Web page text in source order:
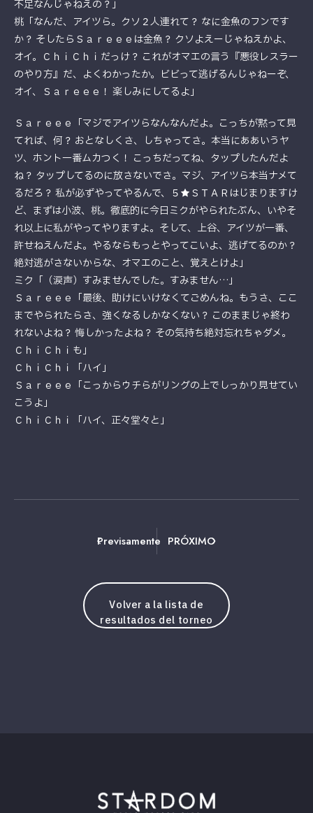
不足なんじゃねえの？」
桃「なんだ、アイツら。クソ２人連れて？ なに金魚のフンです
か？ そしたらＳａｒｅｅｅは金魚？ クソよえーじゃねえかよ、
オイ。ＣｈｉＣｈｉだっけ？ これがオマエの言う『悪役レスラー
のやり方』だ、よくわかったか。ビビって逃げるんじゃねーぞ、
オイ、Ｓａｒｅｅｅ！ 楽しみにしてるよ」
Ｓａｒｅｅｅ「マジでアイツらなんなんだよ。こっちが黙って見
てれば、何？ おとなしくさ、しちゃってさ。本当にああいうヤ
ツ、ホント一番ムカつく！ こっちだってね、タップしたんだよ
ね？ タップしてるのに放さないでさ。マジ、アイツら本当ナメて
るだろ？ 私が必ずやってやるんで、５★ＳＴＡＲはじまりますけ
ど、まずは小波、桃。徹底的に今日ミクがやられたぶん、いやそ
れ以上に私がやってやりますよ。そして、上谷、アイツが一番、
許せねえんだよ。やるならもっとやってこいよ、逃げてるのか？
絶対逃がさないからな、オマエのこと、覚えとけよ」
ミク「（涙声）すみませんでした。すみません…」
Ｓａｒｅｅｅ「最後、助けにいけなくてごめんね。もうさ、ここ
までやられたらさ、強くなるしかなくない？ このままじゃ終わ
れないよね？ 悔しかったよね？ その気持ち絶対忘れちゃダメ。
ＣｈｉＣｈｉも」
ＣｈｉＣｈｉ「ハイ」
Ｓａｒｅｅｅ「こっからウチらがリングの上でしっかり見せてい
こうよ」
ＣｈｉＣｈｉ「ハイ、正々堂々と」
Previsamente PRÓXIMO
Volver a la lista de
resultados del torneo